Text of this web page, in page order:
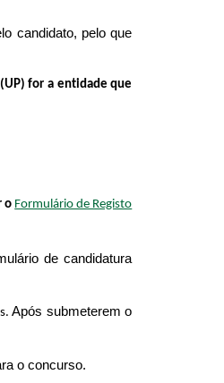
candidato, pelo que
for a entidade que
o Formulário de Registo
de candidatura
Após submeterem o
o concurso.